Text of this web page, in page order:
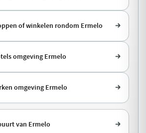
of winkelen rondom Ermelo
omgeving Ermelo
omgeving Ermelo
van Ermelo